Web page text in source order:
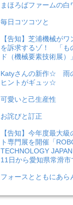
まほろばファームの白
毎日コツコツと
【告知】芝浦機械が
を訴求するゾ！ 「も
ド（機械要素技術展）」
Katyさんの新作☆ 雨
ヒントがギュッ☆
可愛いと己生産性
お詫びと訂正
【告知】今年度最大
ト専門展を開催「
TECHNOLOGY
11日から愛知県常滑市
フォースとともにあら